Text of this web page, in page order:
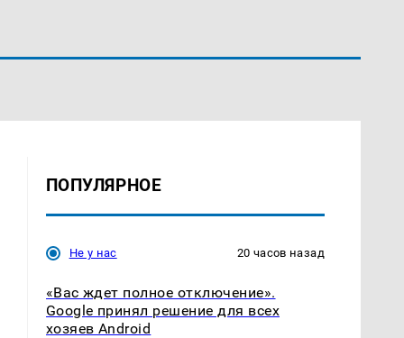
ПОПУЛЯРНОЕ
Не у нас 20 часов назад
«Вас ждет полное отключение».
Google принял решение для всех
хозяев Android